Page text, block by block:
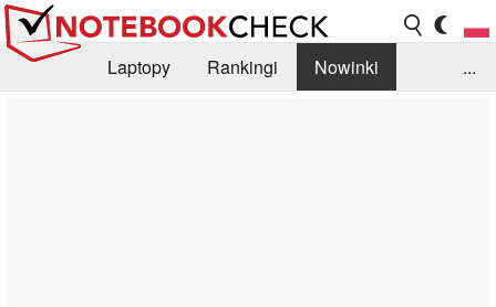
Laptopy Rankingi
Nowinki
...